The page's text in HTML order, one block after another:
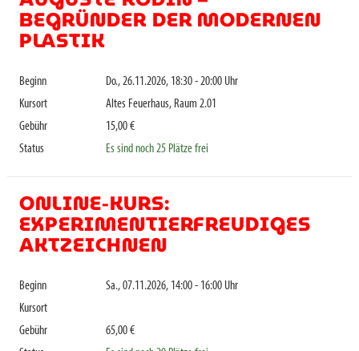
BEGRÜNDER DER MODERNEN
PLASTIK
Beginn
Do., 26.11.2026, 18:30 - 20:00 Uhr
Kursort
Altes Feuerhaus, Raum 2.01
Gebühr
15,00 €
Status
Es sind noch 25 Plätze frei
ONLINE-KURS:
EXPERIMENTIERFREUDIGES
AKTZEICHNEN
Beginn
Sa., 07.11.2026, 14:00 - 16:00 Uhr
Kursort
Gebühr
65,00 €